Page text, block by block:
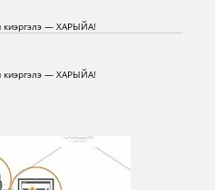
— ХАРЫЙА!
— ХАРЫЙА!